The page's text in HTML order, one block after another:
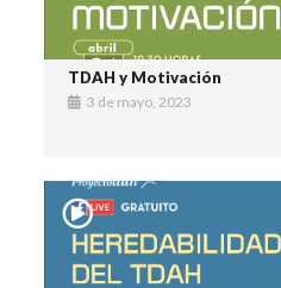
TDAH y Motivación
3 de mayo, 2023